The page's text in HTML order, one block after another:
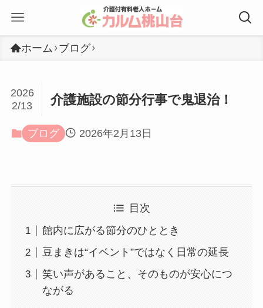
ホーム ブログ
介護施設の節分行事で鬼退治！
2026
2/13
ブログ 2026年2月13日
目次
館内に広がる節分のひととき
豆まきは“イベント”ではなく日常の延長
笑い声があること、そのものが安心につ
ながる